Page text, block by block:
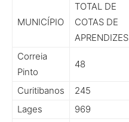
MUNICÍPIO
TOTAL DE
COTAS DE
APRENDIZES
Correia
Pinto
48
Curitibanos 245
Lages
969